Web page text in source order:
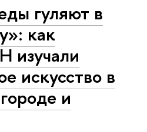
гуляют в
как
изучали
искусство в
и